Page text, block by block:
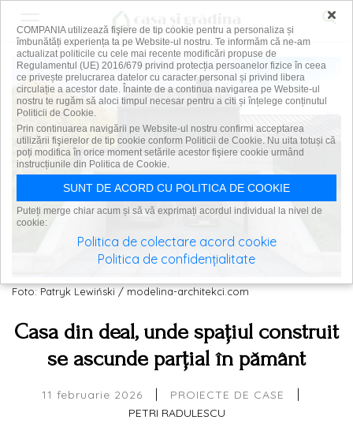
Foto: Patryk Lewiński / modelina-architekci.com
Casa din deal, unde spațiul construit
se ascunde parțial în pământ
11 februarie 2026 PROIECTE DE CASE
PETRI RADULESCU
×
COMPANIA utilizează fişiere de tip cookie pentru a personaliza și
îmbunătăți experiența ta pe Website-ul nostru. Te informăm că ne-am
actualizat politicile cu cele mai recente modificări propuse de
Regulamentul (UE) 2016/679 privind protecția persoanelor fizice în ceea
ce privește prelucrarea datelor cu caracter personal și privind libera
circulație a acestor date. Înainte de a continua navigarea pe Website-ul
nostru te rugăm să aloci timpul necesar pentru a citi și înțelege conținutul
Politicii de Cookie.
Prin continuarea navigării pe Website-ul nostru confirmi acceptarea
utilizării fişierelor de tip cookie conform Politicii de Cookie. Nu uita totuși că
poți modifica în orice moment setările acestor fişiere cookie urmând
instrucțiunile din Politica de Cookie.
SUNT DE ACORD CU POLITICA DE COOKIE
Puteți merge chiar acum și să vă exprimați acordul individual la nivel de
cookie:
Politica de colectare acord cookie
Politica de confidențialitate